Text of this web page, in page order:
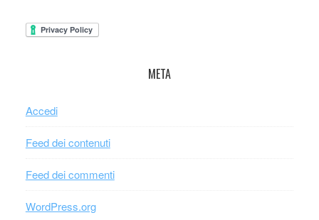
META
Accedi
Feed dei contenuti
Feed dei commenti
WordPress.org